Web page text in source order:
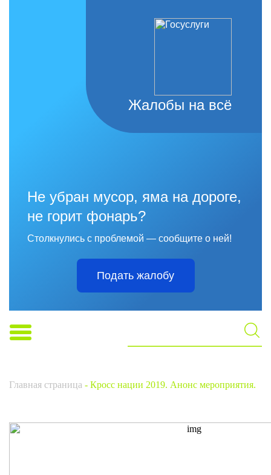
Жалобы на всё
Не убран мусор, яма на дороге,
не горит фонарь?
Столкнулись с проблемой — сообщите о ней!
Подать жалобу
Главная страница - Кросс нации 2019. Анонс мероприятия.